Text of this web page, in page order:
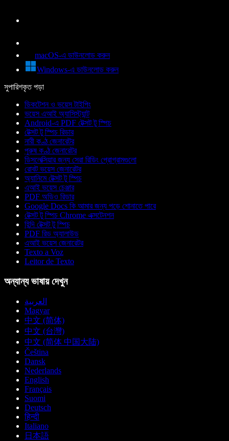
macOS-এ ডাউনলোড করুন
Windows-এ ডাউনলোড করুন
সুপারিশকৃত পড়া
ডিকটেশন ও ভয়েস টাইপিং
ভয়েস এআই অ্যাসিস্ট্যান্ট
Android-এ PDF টেক্সট টু স্পিচ
টেক্সট টু স্পিচ রিডার
নারী কণ্ঠ জেনারেটর
পুরুষ কণ্ঠ জেনারেটর
ডিসলেক্সিয়ার জন্য সেরা রিডিং প্রোগ্রামগুলো
রোবট ভয়েস জেনারেটর
অ্যানিমে টেক্সট টু স্পিচ
এআই ভয়েস চেঞ্জার
PDF অডিও রিডার
Google Docs কি আমার জন্য পড়ে শোনাতে পারে
টেক্সট টু স্পিচ Chrome এক্সটেনশন
হিন্দি টেক্সট টু স্পিচ
PDF রিড অ্যালাউড
এআই ভয়েস জেনারেটর
Texto a Voz
Leitor de Texto
অন্যান্য ভাষায় দেখুন
العربية
Magyar
中文 (简体)
中文 (台灣)
中文 (简体 中国大陆)
Čeština
Dansk
Nederlands
English
Français
Suomi
Deutsch
हिन्दी
Italiano
日本語